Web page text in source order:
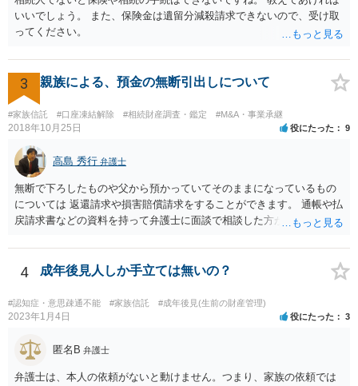
目に弁護士を入れられることを御検討頂くと良いかと思います。
いいでしょう。 また、保険金は遺留分減殺請求できないので、受け取
ってください。
3 親族による、預金の無断引出しについて
#家族信託 #口座凍結解除 #相続財産調査・鑑定 #M&A・事業承継
2018年10月25日 役にたった 9
高島 秀行 弁護士
無断で下ろしたものや父から預かっていてそのままになっているもの
については 返還請求や損害賠償請求をすることができます。 通帳や払
戻請求書などの資料を持って弁護士に面談で相談した方がよいと思い
4 成年後見人しか手立ては無いの？
#認知症・意思疎通不能 #家族信託 #成年後見(生前の財産管理)
2023年1月4日 役にたった 3
匿名B 弁護士
弁護士は、本人の依頼がないと動けません。つまり、家族の依頼では